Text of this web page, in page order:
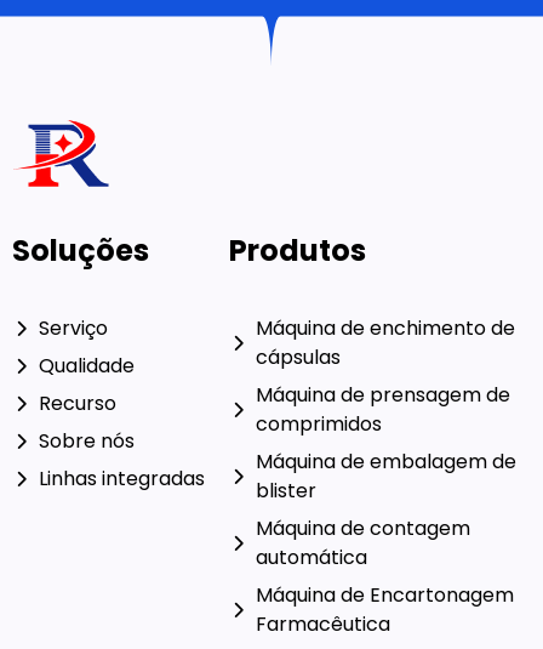
Soluções
Serviço
Qualidade
Recurso
Sobre nós
Linhas integradas
Produtos
Máquina de enchimento de
cápsulas
Máquina de prensagem de
comprimidos
Máquina de embalagem de
blister
Máquina de contagem
automática
Máquina de Encartonagem
Farmacêutica